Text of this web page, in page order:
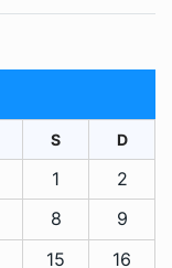
S D
1
2
8
9
15
16